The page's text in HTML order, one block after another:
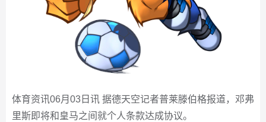
体育资讯06月03日讯 据德天空记者普莱滕伯格报道，邓弗
里斯即将和皇马之间就个人条款达成协议。